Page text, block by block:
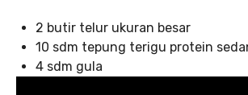
2 butir telur ukuran besar
10 sdm tepung terigu protein
4 sdm gula